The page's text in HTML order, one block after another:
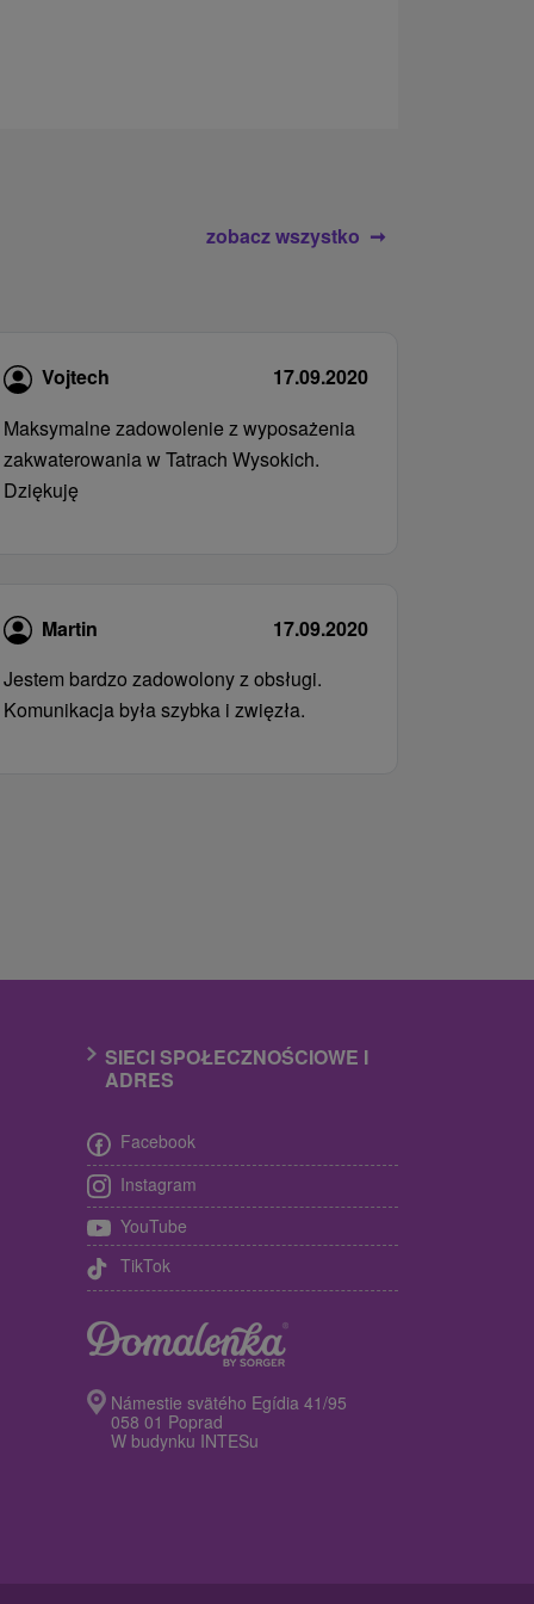
zobacz wszystko
Vojtech
17.09.2020
Maksymalne zadowolenie z wyposażenia
zakwaterowania w Tatrach Wysokich.
Dziękuję
Martin
17.09.2020
Jestem bardzo zadowolony z obsługi.
Komunikacja była szybka i zwięzła.
SIECI SPOŁECZNOŚCIOWE I
ADRES
Facebook
Instagram
YouTube
TikTok
Námestie svätého Egídia 41/95
058 01 Poprad
W budynku INTESu